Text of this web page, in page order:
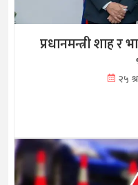
प्रधानमन्त्री शाह र
२५